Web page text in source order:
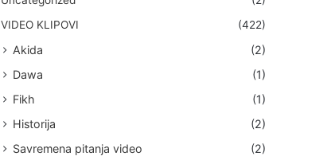
VIDEO KLIPOVI
(422)
Akida
(2)
Dawa
(1)
Fikh
(1)
Historija
(2)
Savremena pitanja video
(2)